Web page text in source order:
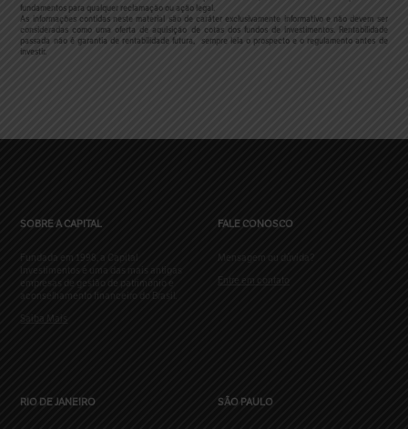
fundamentos para qualquer reclamação ou ação legal.
As informações contidas neste material são de caráter exclusivamente informativo e não devem ser
consideradas como uma oferta de aquisição de cotas dos fundos de investimentos. Rentabilidade
passada não é garantia de rentabilidade futura, sempre leia o prospecto e o regulamento antes de
investir.
SOBRE A CAPITAL
Fundada em 1998, a Capital
Investimentos é uma das mais antigas
empresas de gestão de patrimônio e
aconselhamento financeiro do Brasil.
FALE CONOSCO
Mensagem ou dúvida?
Entre em contato
RIO DE JANEIRO SÃO PAULO